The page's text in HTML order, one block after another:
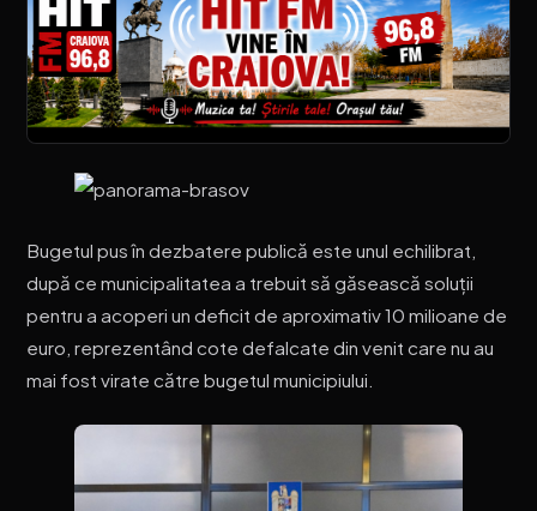
Bugetul pus în dezbatere publică este unul echilibrat,
după ce municipalitatea a trebuit să găsească soluții
pentru a acoperi un deficit de aproximativ 10 milioane de
euro, reprezentând cote defalcate din venit care nu au
mai fost virate către bugetul municipiului.